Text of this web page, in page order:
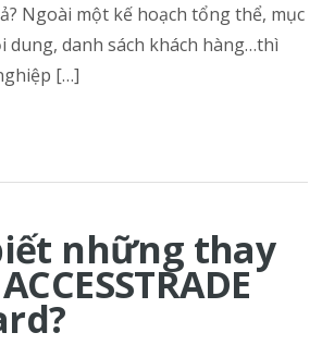
Ngoài một kế hoạch tổng thể, mục
dung, danh sách khách hàng…thì
[…]
những thay